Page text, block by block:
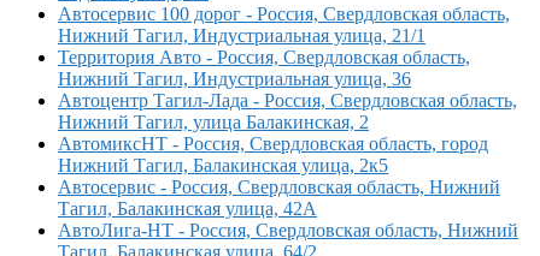
Автосервис 100 дорог - Россия, Свердловская область,
Нижний Тагил, Индустриальная улица, 21/1
Территория Авто - Россия, Свердловская область,
Нижний Тагил, Индустриальная улица, 36
Автоцентр Тагил-Лада - Россия, Свердловская область,
Нижний Тагил, улица Балакинская, 2
АвтомиксНТ - Россия, Свердловская область, город
Нижний Тагил, Балакинская улица, 2к5
Автосервис - Россия, Свердловская область, Нижний
Тагил, Балакинская улица, 42А
АвтоЛига-НТ - Россия, Свердловская область, Нижний
Тагил, Балакинская улица, 64/2